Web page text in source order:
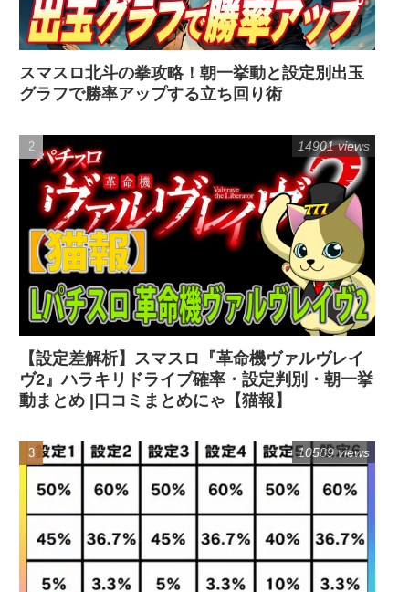
スマスロ北斗の拳攻略！朝一挙動と設定別出玉
グラフで勝率アップする立ち回り術
【設定差解析】スマスロ『革命機ヴァルヴレイ
ヴ2』ハラキリドライブ確率・設定判別・朝一挙
動まとめ |口コミまとめにゃ【猫報】
14901 views
10589 views